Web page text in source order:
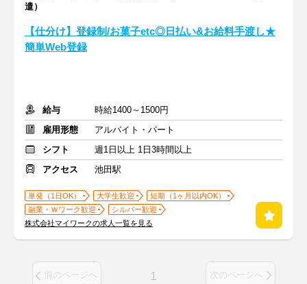
遣）
【仕分け】登録制/お菓子etc◎日払い&お給料手渡し★
簡単Web登録
給与
時給1400～1500円
雇用形態
アルバイト・パート
シフト
週1日以上 1日3時間以上
アクセス
池田駅
単発（1日OK） 大学生歓迎
短期（1ヶ月以内OK）
副業・Ｗワーク歓迎
シルバー歓迎
株式会社マイワークの求人一覧を見る
前のページへ 1 次のページへ